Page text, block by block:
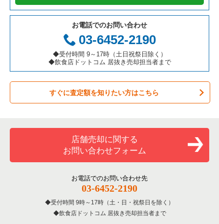
お電話でのお問い合わせ
03-6452-2190
◆受付時間 9～17時（土日祝祭日除く）
◆飲食店ドットコム 居抜き売却担当者まで
すぐに査定額を知りたい方はこちら
店舗売却に関する
お問い合わせフォーム
お電話でのお問い合わせ先
03-6452-2190
受付時間 9時～17時（土・日・祝祭日を除く）
飲食店ドットコム 居抜き売却担当者まで